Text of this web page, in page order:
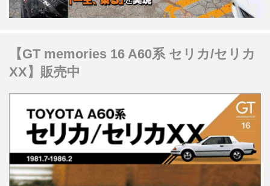
【GT memories 16 A60系 セリカ/セリカ
XX】販売中